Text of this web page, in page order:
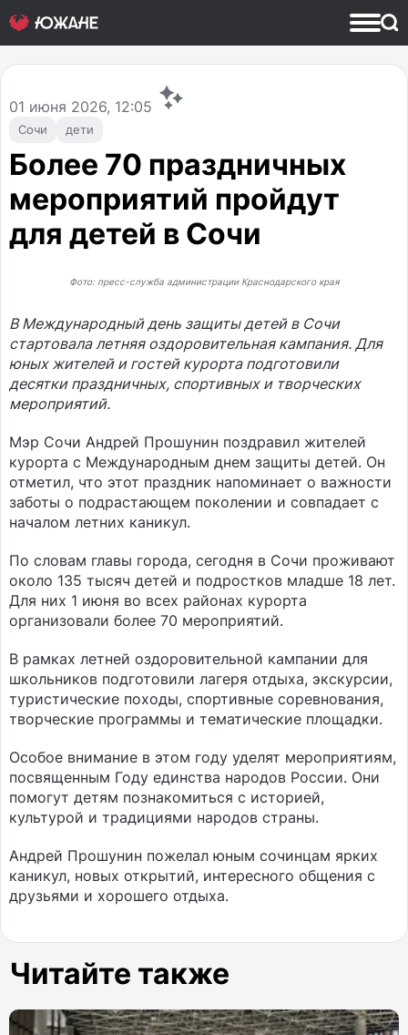
Сочи дети
01 июня 2026, 12:05
Более 70 праздничных
мероприятий пройдут
для детей в Сочи
Фото: пресс-служба администрации Краснодарского края
В Международный день защиты детей в Сочи
стартовала летняя оздоровительная кампания. Для
юных жителей и гостей курорта подготовили
десятки праздничных, спортивных и творческих
мероприятий.
Мэр Сочи Андрей Прошунин поздравил жителей
курорта с Международным днем защиты детей. Он
отметил, что этот праздник напоминает о важности
заботы о подрастающем поколении и совпадает с
началом летних каникул.
По словам главы города, сегодня в Сочи проживают
около 135 тысяч детей и подростков младше 18 лет.
Для них 1 июня во всех районах курорта
организовали более 70 мероприятий.
В рамках летней оздоровительной кампании для
школьников подготовили лагеря отдыха, экскурсии,
туристические походы, спортивные соревнования,
творческие программы и тематические площадки.
Особое внимание в этом году уделят мероприятиям,
посвященным Году единства народов России. Они
помогут детям познакомиться с историей,
культурой и традициями народов страны.
Андрей Прошунин пожелал юным сочинцам ярких
каникул, новых открытий, интересного общения с
друзьями и хорошего отдыха.
Читайте также